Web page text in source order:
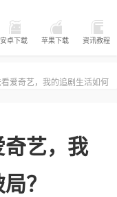
安卓下载 苹果下载 资讯教程
爱奇艺，我的追剧生活如何
艺，我
？